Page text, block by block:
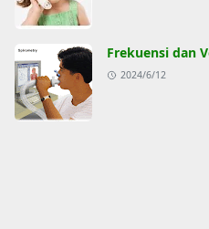
Frekuensi dan
2024/6/12